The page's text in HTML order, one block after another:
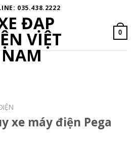
035.438.2222
0
xe máy điện Pega